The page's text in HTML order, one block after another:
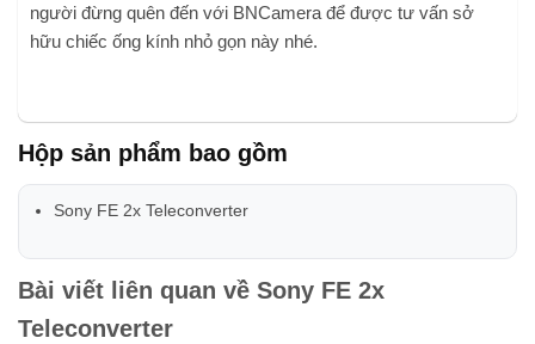
người đừng quên đến với BNCamera để được tư vấn sở
hữu chiếc ống kính nhỏ gọn này nhé.
Hộp sản phẩm bao gồm
Sony FE 2x Teleconverter
Bài viết liên quan về Sony FE 2x
Teleconverter